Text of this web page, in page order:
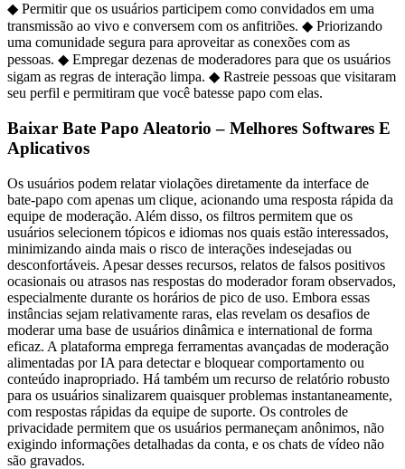
◆ Permitir que os usuários participem como convidados em uma
transmissão ao vivo e conversem com os anfitriões. ◆ Priorizando
uma comunidade segura para aproveitar as conexões com as
pessoas. ◆ Empregar dezenas de moderadores para que os usuários
sigam as regras de interação limpa. ◆ Rastreie pessoas que visitaram
seu perfil e permitiram que você batesse papo com elas.
Baixar Bate Papo Aleatorio – Melhores Softwares E
Aplicativos
Os usuários podem relatar violações diretamente da interface de
bate-papo com apenas um clique, acionando uma resposta rápida da
equipe de moderação. Além disso, os filtros permitem que os
usuários selecionem tópicos e idiomas nos quais estão interessados,
minimizando ainda mais o risco de interações indesejadas ou
desconfortáveis. Apesar desses recursos, relatos de falsos positivos
ocasionais ou atrasos nas respostas do moderador foram observados,
especialmente durante os horários de pico de uso. Embora essas
instâncias sejam relativamente raras, elas revelam os desafios de
moderar uma base de usuários dinâmica e international de forma
eficaz. A plataforma emprega ferramentas avançadas de moderação
alimentadas por IA para detectar e bloquear comportamento ou
conteúdo inapropriado. Há também um recurso de relatório robusto
para os usuários sinalizarem quaisquer problemas instantaneamente,
com respostas rápidas da equipe de suporte. Os controles de
privacidade permitem que os usuários permaneçam anônimos, não
exigindo informações detalhadas da conta, e os chats de vídeo não
são gravados.